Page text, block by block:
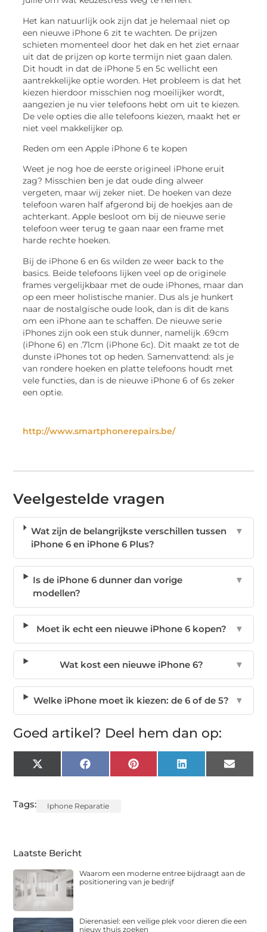
Het kan natuurlijk ook zijn dat je helemaal niet op
een nieuwe iPhone 6 zit te wachten. De prijzen
schieten momenteel door het dak en het ziet ernaar
uit dat de prijzen op korte termijn niet gaan dalen.
Dit houdt in dat de iPhone 5 en 5c wellicht een
aantrekkelijke optie worden. Het probleem is dat het
kiezen hierdoor misschien nog moeilijker wordt,
aangezien je nu vier telefoons hebt om uit te kiezen.
De vele opties die alle telefoons kiezen, maakt het er
niet veel makkelijker op.
Reden om een Apple iPhone 6 te kopen
Weet je nog hoe de eerste origineel iPhone eruit
zag? Misschien ben je dat oude ding alweer
vergeten, maar wij zeker niet. De hoeken van deze
telefoon waren half afgerond bij de hoekjes aan de
achterkant. Apple besloot om bij de nieuwe serie
telefoon weer terug te gaan naar een frame met
harde rechte hoeken.
Bij de iPhone 6 en 6s wilden ze weer back to the
basics. Beide telefoons lijken veel op de originele
frames vergelijkbaar met de oude iPhones, maar dan
op een meer holistische manier. Dus als je hunkert
naar de nostalgische oude look, dan is dit de kans
om een iPhone aan te schaffen. De nieuwe serie
iPhones zijn ook een stuk dunner, namelijk .69cm
(iPhone 6) en .71cm (iPhone 6c). Dit maakt ze tot de
dunste iPhones tot op heden. Samenvattend: als je
van rondere hoeken en platte telefoons houdt met
vele functies, dan is de nieuwe iPhone 6 of 6s zeker
een optie.
http://www.smartphonerepairs.be/
Veelgestelde vragen
Wat zijn de belangrijkste verschillen tussen
iPhone 6 en iPhone 6 Plus?
▼
Is de iPhone 6 dunner dan vorige
modellen?
▼
Moet ik echt een nieuwe iPhone 6 kopen? ▼
Wat kost een nieuwe iPhone 6? ▼
Welke iPhone moet ik kiezen: de 6 of de 5? ▼
Goed artikel? Deel hem dan op:
X
(Twitter)
FacebookPinterest LinkedIn Email
Tags: Iphone Reparatie
Laatste Bericht
Waarom een moderne entree bijdraagt aan de
positionering van je bedrijf
Dierenasiel: een veilige plek voor dieren die een
nieuw thuis zoeken